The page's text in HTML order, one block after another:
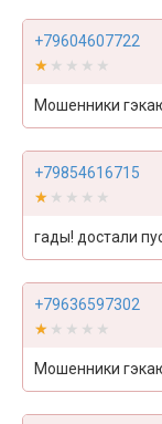
+79604607722
★★★★★
★★★★★
Мошенники
+79854616715
★★★★★
★★★★★
гады! достали
+79636597302
★★★★★
★★★★★
Мошенники